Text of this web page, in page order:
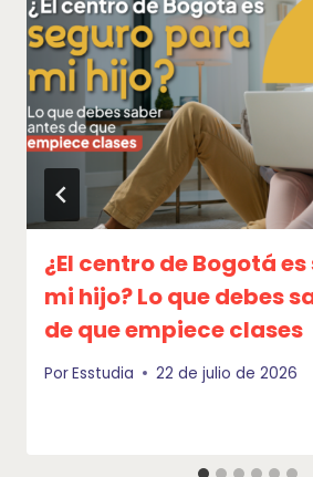
¿El centro de Bogotá
mi hijo? Lo que debes
de que empiece clases
PorEsstudia 22 de julio de 2026